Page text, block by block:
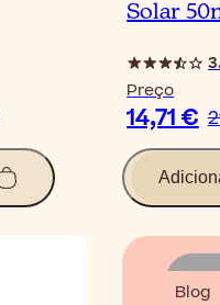
Solar
Preço
14,71 €
Blog